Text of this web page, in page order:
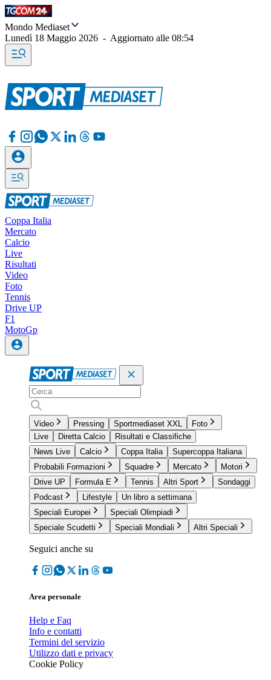
Mondo Mediaset
Lunedì 18 Maggio 2026 - Aggiornato alle 08:54
Coppa Italia
Mercato
Calcio
Live
Risultati
Video
Foto
Tennis
Drive UP
F1
MotoGp
Video Pressing Sportmediaset XXL
Foto
Live
Diretta Calcio
Risultati e Classifiche
News Live
Calcio Coppa Italia
Supercoppa Italiana
Probabili Formazioni
Squadre Mercato
Motori
Drive UP
Formula E Tennis Altri Sport
Sondaggi
Podcast
Lifestyle
Un libro a settimana
Speciali Europei
Speciali Olimpiadi
Speciale Scudetti
Speciali Mondiali Altri Speciali
Seguici anche su
Area personale
Help e Faq
Info e contatti
Termini del servizio
Utilizzo dati e privacy
Cookie Policy